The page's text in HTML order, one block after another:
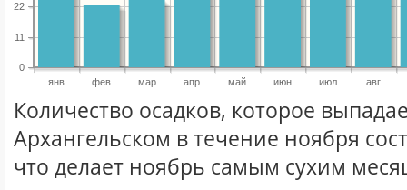
янв фев мар апр май июн июл авг
0
11
22
Количество осадков, которое
Архангельском в течение ноября
что делает ноябрь самым сухим